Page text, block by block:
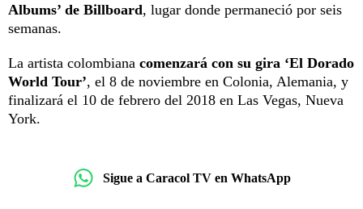
Albums’ de Billboard, lugar donde permaneció por seis
semanas.
La artista colombiana comenzará con su gira ‘El Dorado
World Tour’, el 8 de noviembre en Colonia, Alemania, y
finalizará el 10 de febrero del 2018 en Las Vegas, Nueva
York.
Sigue a Caracol TV en WhatsApp